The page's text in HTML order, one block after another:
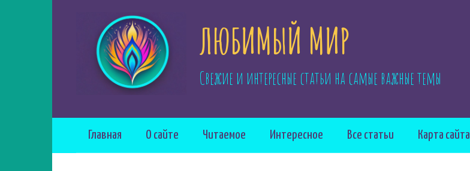
ЛЮБИМЫЙ МИР
Свежие и интересные статьи на самые важные темы
Главная О сайте Читаемое Интересное Все статьи Карта сайта